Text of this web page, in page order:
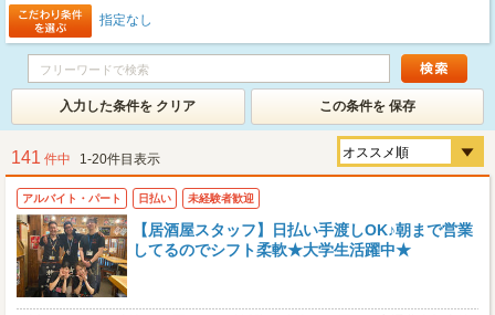
指定なし
入力した条件を クリア この条件を 保存
141 件中 1-20件目表示
アルバイト・パート 日払い 未経験者歓迎
【居酒屋スタッフ】日払い手渡しOK♪朝まで営業
してるのでシフト柔軟★大学生活躍中★